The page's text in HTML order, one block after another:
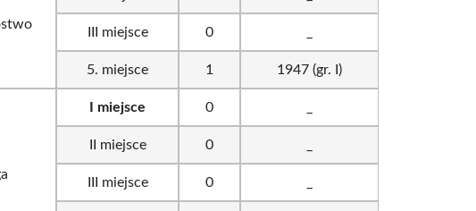
III miejsce 0
5. miejsce 1 1947 (gr. I)
I miejsce 0
II miejsce 0
III miejsce 0